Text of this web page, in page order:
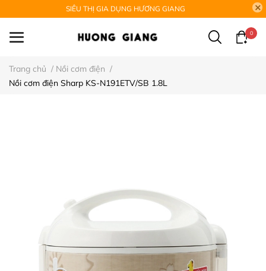
SIÊU THỊ GIA DỤNG HƯƠNG GIANG
0
Trang chủ / Nồi cơm điện /
Nồi cơm điện Sharp KS-N191ETV/SB 1.8L